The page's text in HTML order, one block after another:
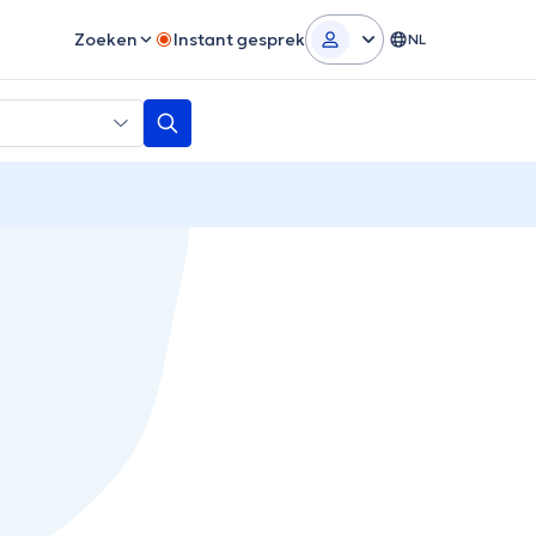
Zoeken Instant gesprek NL